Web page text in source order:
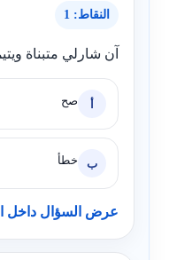
النقاط: 1
آن شارلي متبناة
أ صح
ب خطأ
عرض السؤال داخل